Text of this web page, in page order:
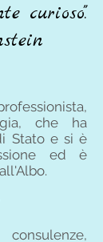
che ha
Stato e si è
ed è
curioso".